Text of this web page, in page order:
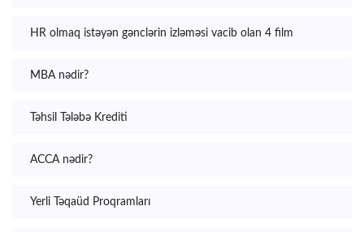
HR olmaq istəyən gənclərin izləməsi vacib olan 4 film
MBA nədir?
Təhsil Tələbə Krediti
ACCA nədir?
Yerli Təqaüd Proqramları